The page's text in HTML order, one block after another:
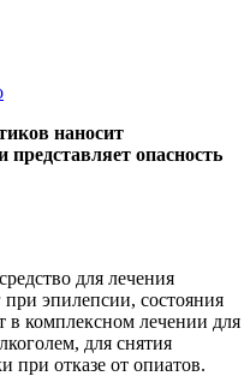
наносит
опасность
для лечения
эпилепсии, состояния
в комплексном лечении для
для снятия
при отказе от опиатов.